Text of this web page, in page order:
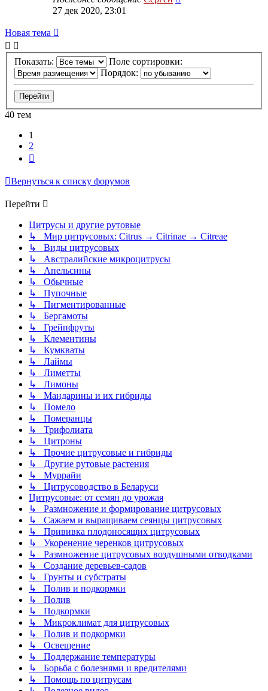
27 дек 2020, 23:01
Новая тема
Показать:
Поле сортировки:
Порядок:
40 тем
1
2
Вернуться к списку форумов
Перейти
Цитрусы и другие рутовые
↳ Мир цитрусовых: Citrus → Citrinae → Citreae
↳ Виды цитрусовых
↳ Австралийские микроцитрусы
↳ Апельсины
↳ Обычные
↳ Пупочные
↳ Пигментированные
↳ Бергамоты
↳ Грейпфруты
↳ Клементины
↳ Кумкваты
↳ Лаймы
↳ Лиметты
↳ Лимоны
↳ Мандарины и их гибриды
↳ Помело
↳ Померанцы
↳ Трифолиата
↳ Цитроны
↳ Прочие цитрусовые и гибриды
↳ Другие рутовые растения
↳ Муррайи
↳ Цитрусоводство в Беларуси
Цитрусовые: от семян до урожая
↳ Размножение и формирование цитрусовых
↳ Сажаем и выращиваем сеянцы цитрусовых
↳ Прививка плодоносящих цитрусовых
↳ Укоренение черенков цитрусовых
↳ Размножение цитрусовых воздушными отводками
↳ Создание деревьев-садов
↳ Грунты и субстраты
↳ Полив и подкормки
↳ Полив
↳ Подкормки
↳ Микроклимат для цитрусовых
↳ Полив и подкормки
↳ Освещение
↳ Поддержание температуры
↳ Борьба с болезнями и вредителями
↳ Помощь по цитрусам